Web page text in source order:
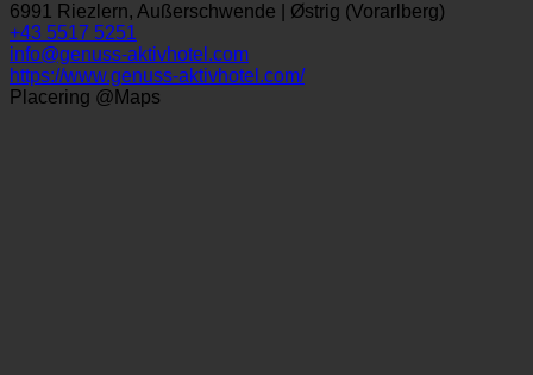
Bogmærke
Kontaktoplysninger
6991 Riezlern, Außerschwende | Østrig (Vorarlberg)
+43 5517 5251
info@genuss-aktivhotel.com